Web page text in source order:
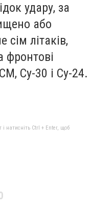
удару, за
або
літаків,
фронтові
Су-30 і Су-24.
натисніть Ctrl + Enter, щоб